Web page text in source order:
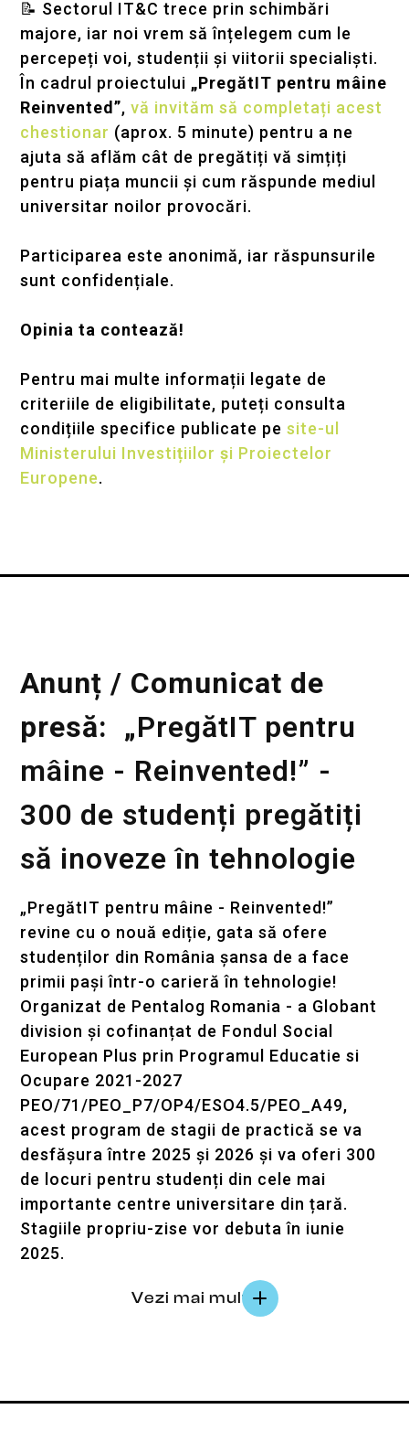
📝 Sectorul IT&C trece prin schimbări
majore, iar noi vrem să înțelegem cum le
percepeți voi, studenții și viitorii specialiști.
În cadrul proiectului „PregătIT pentru mâine
Reinvented”,vă invităm să completați acest
chestionar (aprox. 5 minute) pentru a ne
ajuta să aflăm cât de pregătiți vă simțiți
pentru piața muncii și cum răspunde mediul
universitar noilor provocări.
Participarea este anonimă, iar răspunsurile
sunt confidențiale.
Opinia ta contează!
Pentru mai multe informații legate de
criteriile de eligibilitate, puteți consulta
condițiile specifice publicate pesite-ul
Ministerului Investițiilorși Proiectelor
Europene.
Anunț / Comunicat de
presă: „PregătIT pentru
mâine - Reinvented!” -
300 de studenți pregătiți
să inoveze în tehnologie
„PregătIT pentru mâine - Reinvented!”
revine cu o nouă ediție, gata să ofere
studenților din România șansa de a face
primii pași într-o carieră în tehnologie!
Organizat de Pentalog Romania - a Globant
division și cofinanțat de Fondul Social
European Plus prin Programul Educatie si
Ocupare 2021-2027
PEO/71/PEO_P7/OP4/ESO4.5/PEO_A49,
acest program de stagii de practică se va
desfășura între 2025 și 2026 și va oferi 300
de locuri pentru studenți din cele mai
importante centre universitare din țară.
Stagiile propriu-zise vor debuta în iunie
2025.
Vezi mai mult